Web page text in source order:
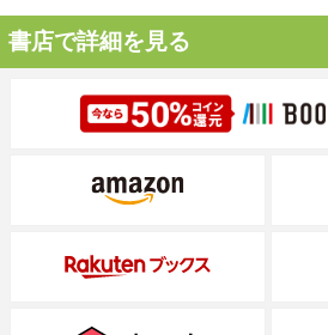
書店で詳細を見る